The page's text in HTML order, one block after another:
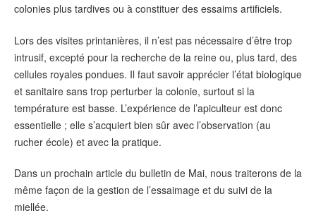
colonies plus tardives ou à constituer des essaims artificiels.
Lors des visites printanières, il n’est pas nécessaire d’être trop
intrusif, excepté pour la recherche de la reine ou, plus tard, des
cellules royales pondues. Il faut savoir apprécier l’état biologique
et sanitaire sans trop perturber la colonie, surtout si la
température est basse. L’expérience de l’apiculteur est donc
essentielle ; elle s’acquiert bien sûr avec l’observation (au
rucher école) et avec la pratique.
Dans un prochain article du bulletin de Mai, nous traiterons de la
même façon de la gestion de l’essaimage et du suivi de la
miellée.